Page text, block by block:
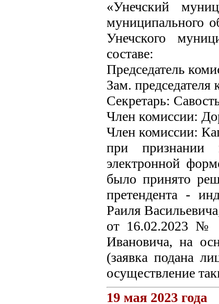
«Унечский
муниципального
Унечского
составе:
Председатель
Зам.
Секретарь:
Член комиссии:
Член комиссии:
при признании
электронной
было принято
претендента -
Раиля
от 16.02.2023 №
Ивановича, на
(заявка подана
осуществление
19 мая 2023 года